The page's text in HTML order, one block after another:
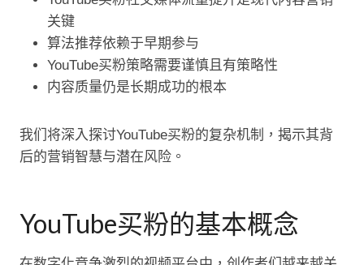
关键
算法推荐依赖于早期参与
YouTube买粉策略需要谨慎且有策略性
内容质量仍是长期成功的根本
我们将深入探讨YouTube买粉的复杂机制，揭示其背
后的营销智慧与潜在风险。
YouTube买粉的基本概念